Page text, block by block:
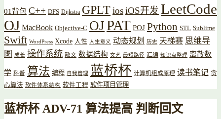
01背包 C++ DFS Dijkstra GPLTiosiOS开发 LeetCode
OJ MacBook Objective-C OJPAT POJ Python STL Sublime
Swift WordPress Xcode 人性 人生意义 动态规划 历史 天梯赛 思维导
图
成长 操作系统 散文 数据结构 文艺 最短路径 汇编 知识点整理 离散数
学 科普 算法 编程 自我管理 蓝桥杯 计算机组成原理 读书笔记 贪
心算法 软件体系结构 软件工程 软件项目管理
蓝桥杯 ADV-71 算法提高 判断回文